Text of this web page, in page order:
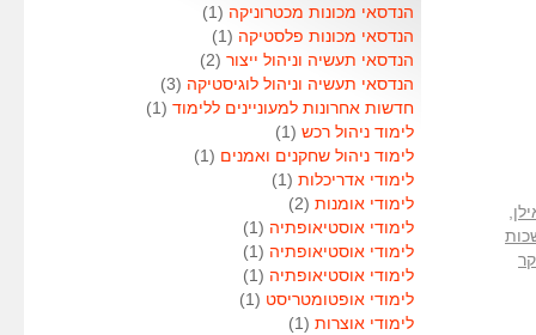
הנדסאי מכונות מכטרוניקה (1)
הנדסאי מכונות פלסטיקה (1)
הנדסאי תעשיה וניהול ייצור (2)
הנדסאי תעשיה וניהול לוגיסטיקה (3)
חדשות אחרונות למעוניינים ללימוד (1)
לימוד ניהול רכש (1)
לימוד ניהול שחקנים ואמנים (1)
לימודי אדריכלות (1)
לימודי אומנות (2)
לימודי אוסטיאופתיה (1)
לימודי אוסטיאופתיה (1)
לימודי אוסטיאופתיה (1)
לימודי אופטומטריסט (1)
לימודי אוצרות (1)